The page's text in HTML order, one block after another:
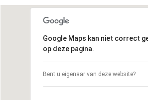
Google Maps kan niet correct
op deze pagina.
Bent u eigenaar van deze website?